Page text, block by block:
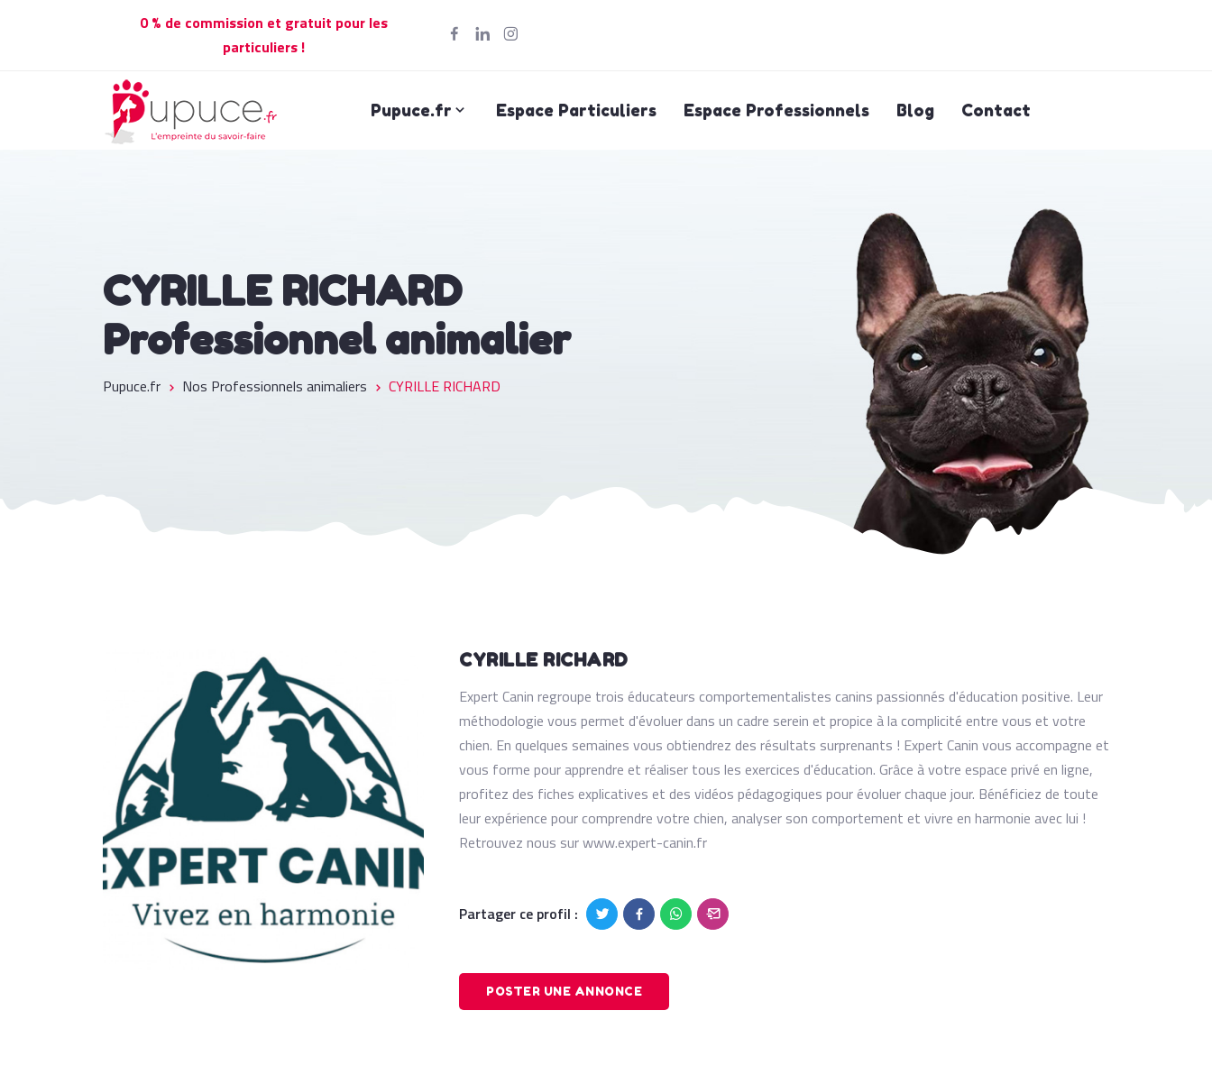
0 % de commission et gratuit pour les
particuliers !
Pupuce.fr Espace Particuliers Espace Professionnels Blog Contact
CYRILLE RICHARD
Professionnel animalier
Pupuce.fr Nos Professionnels animaliers CYRILLE RICHARD
CYRILLE RICHARD
Expert Canin regroupe trois éducateurs comportementalistes canins passionnés d'éducation positive. Leur
méthodologie vous permet d'évoluer dans un cadre serein et propice à la complicité entre vous et votre
chien. En quelques semaines vous obtiendrez des résultats surprenants ! Expert Canin vous accompagne et
vous forme pour apprendre et réaliser tous les exercices d'éducation. Grâce à votre espace privé en ligne,
profitez des fiches explicatives et des vidéos pédagogiques pour évoluer chaque jour. Bénéficiez de toute
leur expérience pour comprendre votre chien, analyser son comportement et vivre en harmonie avec lui !
Retrouvez nous sur www.expert-canin.fr
Partager ce profil :
POSTER UNE ANNONCE